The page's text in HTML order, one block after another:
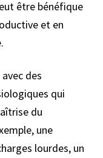
être bénéfique
et en
des
qui
du
une
lourdes, un